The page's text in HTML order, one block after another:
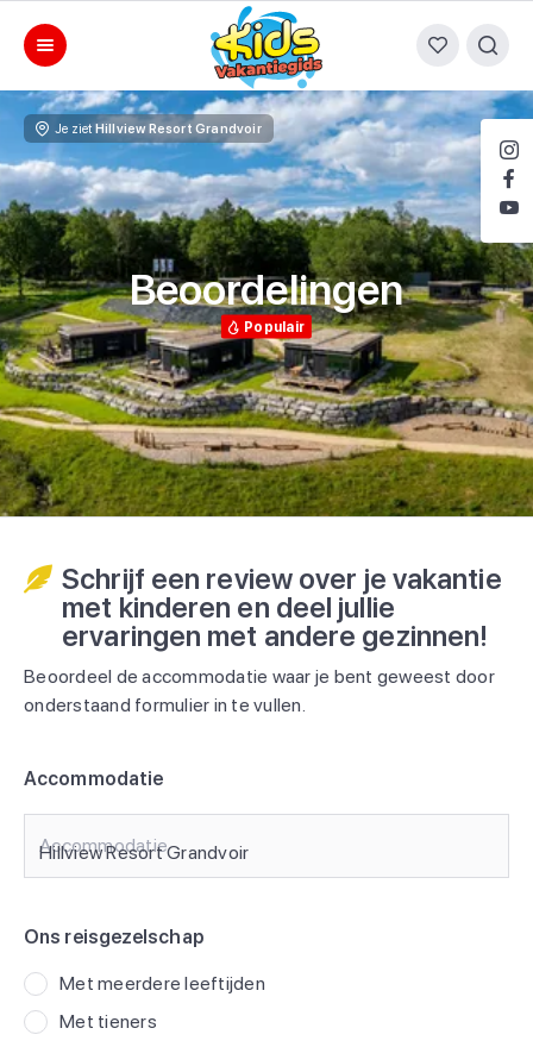
Beoordelingen
Populair
Je ziet Hillview Resort Grandvoir
Schrijf een review over je vakantie
met kinderen en deel jullie
ervaringen met andere gezinnen!
Beoordeel de accommodatie waar je bent geweest door
onderstaand formulier in te vullen.
Accommodatie
Accommodatie
Ons reisgezelschap
Met meerdere leeftijden
Met tieners